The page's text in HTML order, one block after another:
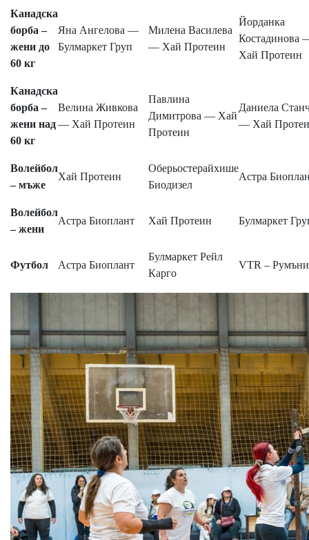
Канадска
борба –
жени до
60 кг
Яна Ангелова —
Булмаркет Груп
Милена Василева
— Хай Протеин
Йорданка
Костадинова
Хай Протеин
Канадска
борба –
жени над
60 кг
Велина Живкова
— Хай Протеин
Павлина
Димитрова — Хай
Протеин
Даниела
— Хай
Волейбол
– мъже
Хай Протеин
Оберьостерайхише
Биодизел
Астра
Волейбол
– жени
Астра Биоплант Хай Протеин Булмаркет
Футбол Астра Биоплант
Булмаркет Рейл
Карго
VTR –